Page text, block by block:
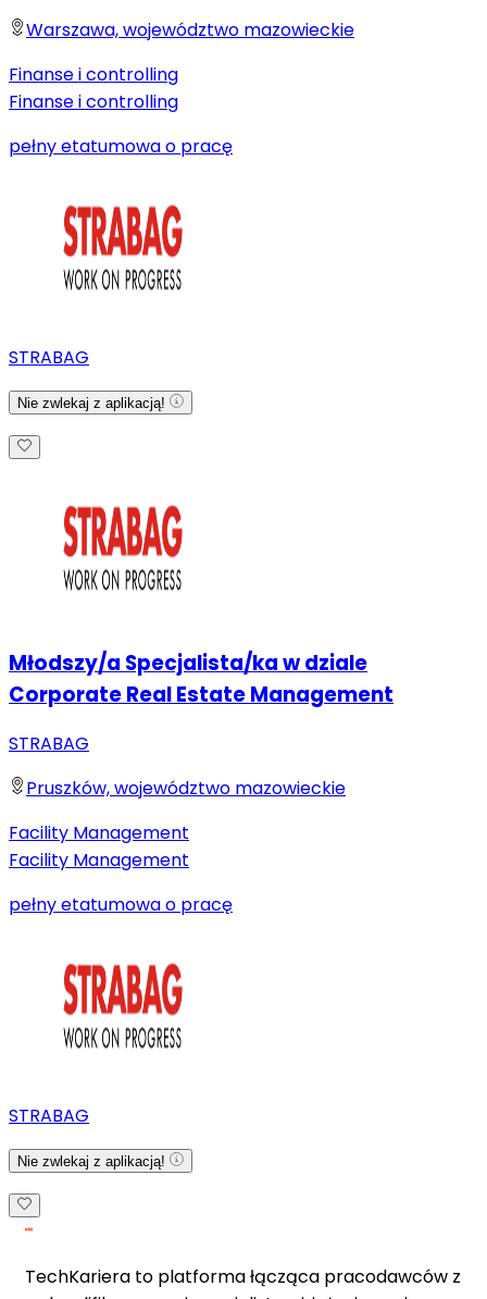
Warszawa, województwo mazowieckie
Finanse i controlling
Finanse i controlling
pełny etatumowa o pracę
STRABAG
Nie zwlekaj z aplikacją!
Młodszy/a Specjalista/ka w dziale
Corporate Real Estate Management
STRABAG
Pruszków, województwo mazowieckie
Facility Management
Facility Management
pełny etatumowa o pracę
STRABAG
Nie zwlekaj z aplikacją!
TechKariera to platforma łącząca pracodawców z